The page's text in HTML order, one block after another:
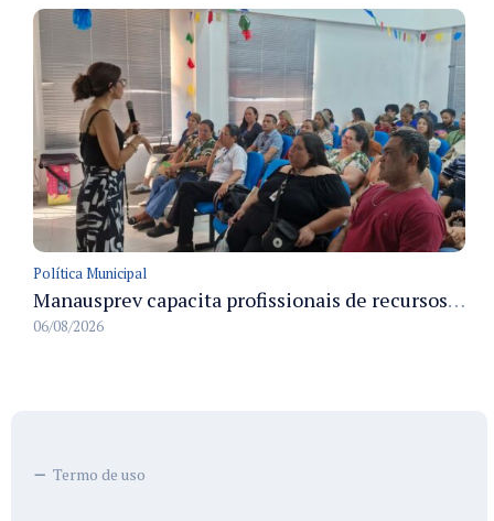
Política Municipal
Manausprev capacita profissionais de recursos humanos para agilizar concessão de aposentadorias no município
06/08/2026
Termo de uso